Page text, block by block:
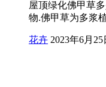
屋顶绿化佛甲草
物.佛甲草为多浆
花卉 2023年6月25